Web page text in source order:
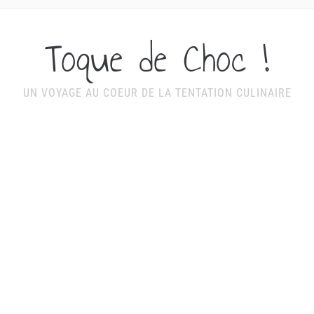
Toque de Choc !
UN VOYAGE AU COEUR DE LA TENTATION CULINAIRE